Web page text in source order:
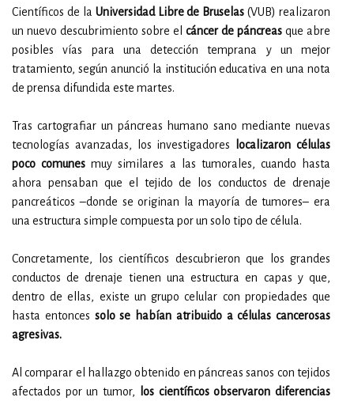
Científicos de la Universidad Libre de Bruselas (VUB) realizaron
un nuevo descubrimiento sobre el cáncer de páncreas que abre
posibles vías para una detección temprana y un mejor
tratamiento, según anunció la institución educativa en una nota
de prensa difundida este martes.
Tras cartografiar un páncreas humano sano mediante nuevas
tecnologías avanzadas, los investigadores localizaron células
poco comunes muy similares a las tumorales, cuando hasta
ahora pensaban que el tejido de los conductos de drenaje
pancreáticos –donde se originan la mayoría de tumores– era
una estructura simple compuesta por un solo tipo de célula.
Concretamente, los científicos descubrieron que los grandes
conductos de drenaje tienen una estructura en capas y que,
dentro de ellas, existe un grupo celular con propiedades que
hasta entonces solo se habían atribuido a células cancerosas
agresivas.
Al comparar el hallazgo obtenido en páncreas sanos con tejidos
afectados por un tumor, los científicos observaron diferencias